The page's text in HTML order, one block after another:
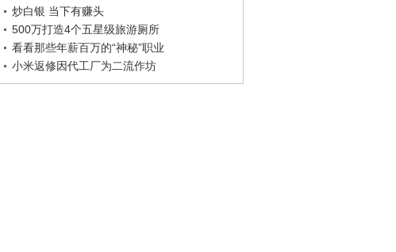
炒白银 当下有赚头
500万打造4个五星级旅游厕所
看看那些年薪百万的“神秘”职业
小米返修因代工厂为二流作坊